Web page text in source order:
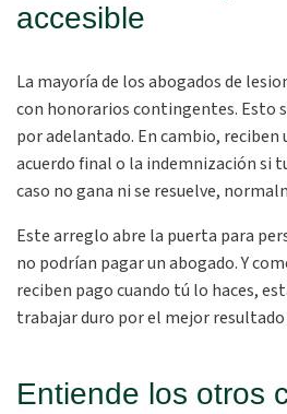
accesible
La mayoría de los abogados de
con honorarios contingentes. Esto
por adelantado. En cambio, reciben
acuerdo final o la indemnización si
caso no gana ni se resuelve,
Este arreglo abre la puerta para
no podrían pagar un abogado. Y
reciben pago cuando tú lo haces,
trabajar duro por el mejor
Entiende los otros